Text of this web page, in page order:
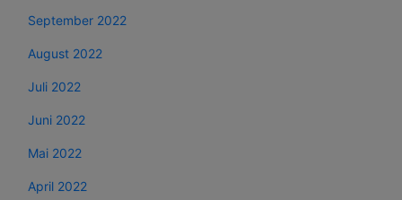
September 2022
August 2022
Juli 2022
Juni 2022
Mai 2022
April 2022